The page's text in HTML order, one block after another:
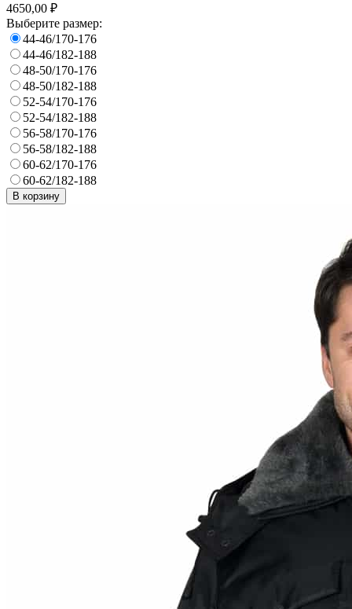
4650,00 ₽
Выберите размер:
44-46/170-176
44-46/182-188
48-50/170-176
48-50/182-188
52-54/170-176
52-54/182-188
56-58/170-176
56-58/182-188
60-62/170-176
60-62/182-188
В корзину